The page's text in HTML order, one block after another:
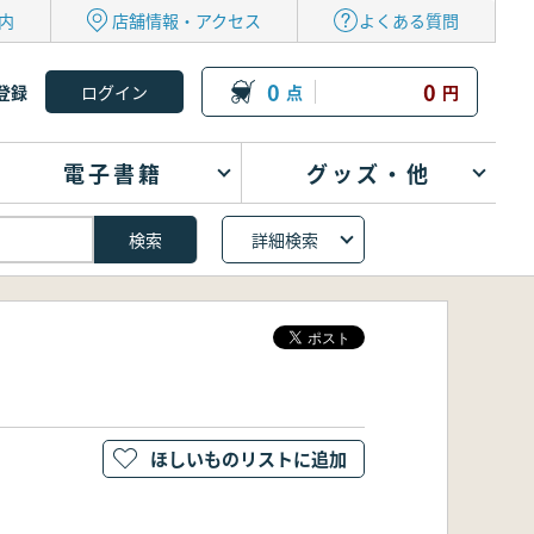
店舗情報・アクセス よくある質問
録 0 点 0 円
電子書籍 グッズ・他
詳細検索
ほしいものリストに追加